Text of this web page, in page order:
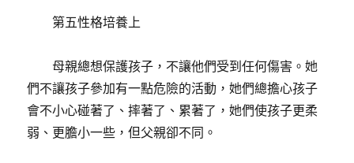
第五性格培養上
母親總想保護孩子，不讓他們受到任何傷害。她
們不讓孩子參加有一點危險的活動，她們總擔心孩子
會不小心碰著了、摔著了、累著了，她們使孩子更柔
弱、更膽小一些，但父親卻不同。